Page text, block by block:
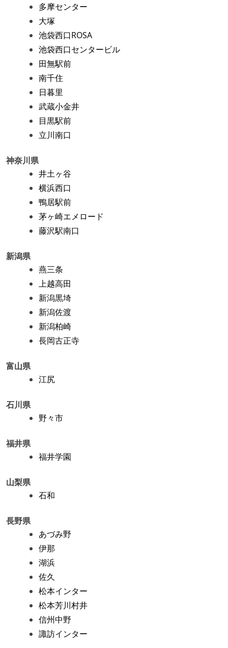
多摩センター
大塚
池袋西口ROSA
池袋西口センタービル
田無駅前
南千住
日暮里
武蔵小金井
目黒駅前
立川南口
神奈川県
井土ヶ谷
横浜西口
鴨居駅前
茅ヶ崎エメロード
藤沢駅南口
新潟県
燕三条
上越高田
新潟黒埼
新潟佐渡
新潟柏崎
長岡古正寺
富山県
江尻
石川県
野々市
福井県
福井学園
山梨県
石和
長野県
あづみ野
伊那
湖浜
佐久
松本インター
松本芳川村井
信州中野
諏訪インター